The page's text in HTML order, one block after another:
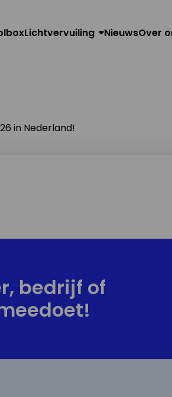
Lichtvervuiling NieuwsOver
in Nederland!
bedrijf of